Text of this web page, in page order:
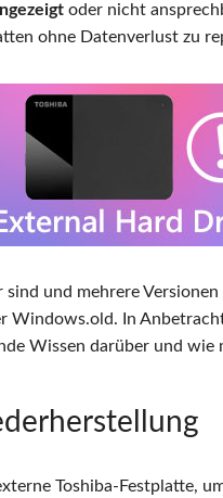
oder nicht
ohne Datenverlust zu
und mehrere
Windows.old. In
Wissen darüber und
Toshiba-Festplatte,